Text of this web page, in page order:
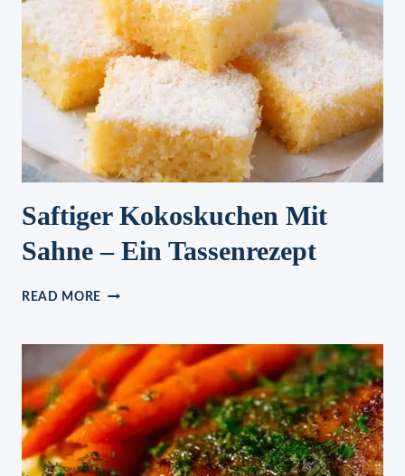
Saftiger Kokoskuchen Mit
Sahne – Ein Tassenrezept
READ MORE SAFTIGER
SAHNE
–
EIN
TASSENREZEPT